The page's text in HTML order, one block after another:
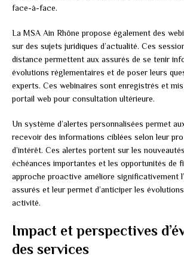
face-à-face.
La MSA Ain Rhône propose également des
sur des sujets juridiques d’actualité. Ces
distance permettent aux assurés de se tenir
évolutions réglementaires et de poser leurs
experts. Ces webinaires sont enregistrés et
portail web pour consultation ultérieure.
Un système d’alertes personnalisées permet
recevoir des informations ciblées selon leur
d’intérêt. Ces alertes portent sur les
échéances importantes et les opportunités de
approche proactive améliore significativement
assurés et leur permet d’anticiper les
activité.
Impact et perspectives
des services